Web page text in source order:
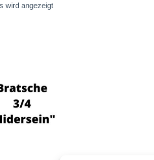
wird angezeigt